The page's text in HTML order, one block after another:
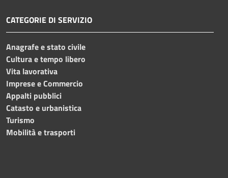
CATEGORIE DI SERVIZIO
Anagrafe e stato civile
Cultura e tempo libero
Vita lavorativa
Imprese e Commercio
Appalti pubblici
Catasto e urbanistica
Turismo
Mobilità e trasporti